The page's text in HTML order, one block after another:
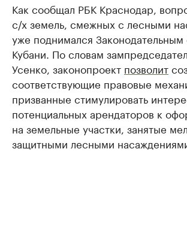
Как сообщал РБК Краснодар,
с/х земель, смежных с лесными
уже поднимался
Кубани. По словам
Усенко, законопроект позволит
соответствующие правовые
призванные стимулировать
потенциальных арендаторов к
на земельные участки, занятые
защитными лесными